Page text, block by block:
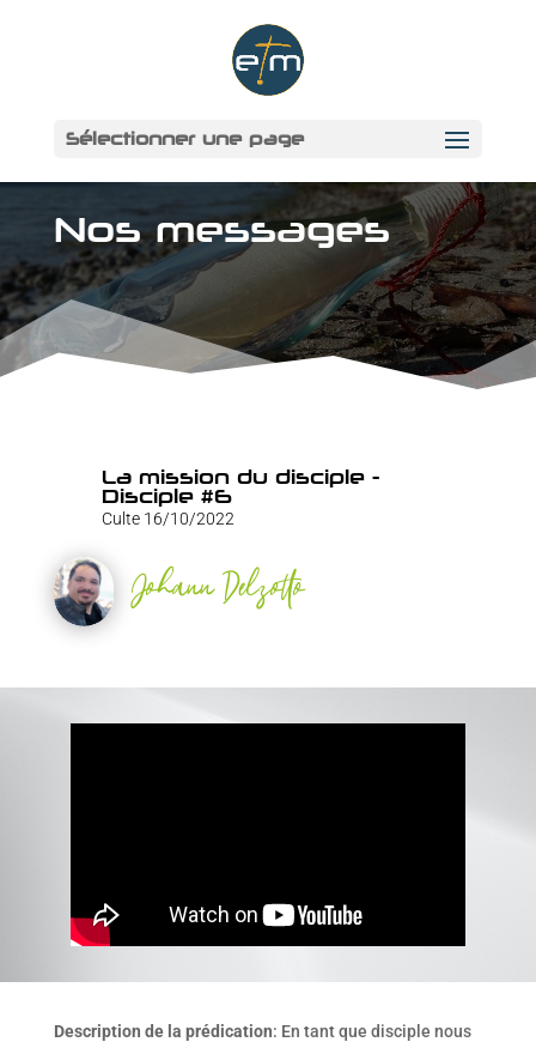
Sélectionner une page
Nos messages
La mission du disciple -
Disciple #6
Culte 16/10/2022
Johann Delzotto
Description de la prédication: En tant que disciple nous